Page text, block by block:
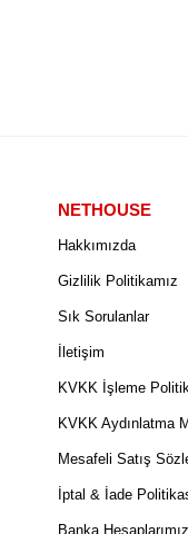
NETHOUSE
Hakkımızda
Gizlilik Politikamız
Sık Sorulanlar
İletişim
KVKK İşleme
KVKK Aydınlatma
Mesafeli Satış
İptal & İade
Banka Hesaplarımız